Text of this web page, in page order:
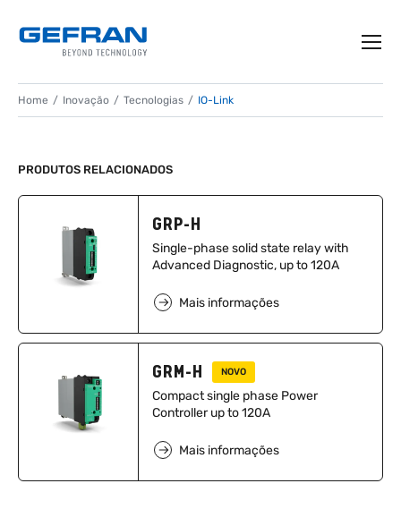
Home Inovação Tecnologias IO-Link
PRODUTOS RELACIONADOS
GRP-H
Single-phase solid state relay with
Advanced Diagnostic, up to 120A
Mais informações
GRM-H NOVO
Compact single phase Power
Controller up to 120A
Mais informações